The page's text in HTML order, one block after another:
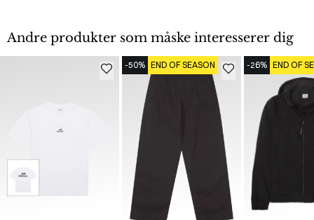
Andre produkter som måske interesserer dig
-50% END OF SEASON -26% END OF